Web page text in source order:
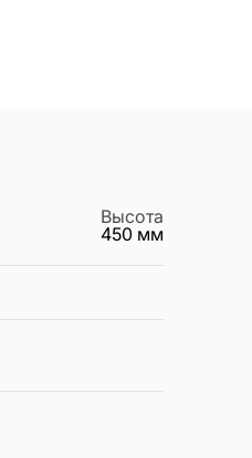
Высота
450 мм